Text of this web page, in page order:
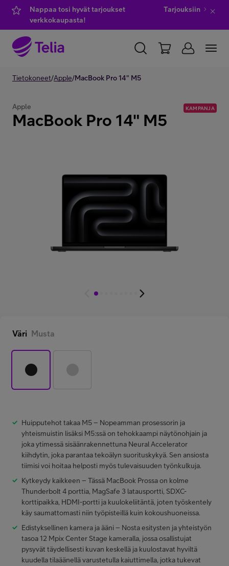
Nappaa tosi hyvät tarjoukset
verkkokaupasta!
Tarjouksiin
YKSITYISILLE YRITYKSILLE WHOLESALE
Tietokoneet/Apple/MacBook Pro 14" M5
KAMPANJA
Apple
MacBook Pro 14" M5
Väri Musta
Huipputehot takaa M5 – Nopeamman prosessorin ja
yhteismuistin lisäksi M5:ssä on tehokkaampi näytönohjain ja
joka ytimessä sisäänrakennettuna Neural Accelerator
kiihdytin, joka parantaa tekoälyn suorituskykyä. Sen ansiosta
tiimisi voi hoitaa helposti myös tulevaisuuden työnkulkuja.
Kytkeydy kaikkeen – Tässä MacBook Prossa on kolme
Thunderbolt 4 porttia, MagSafe 3 latausportti, SDXC-
korttipaikka, HDMI-portti ja kuulokeliitäntä, joten työskentely
käy saumattomasti niin työpisteillä kuin kokoushuoneissa.
Edistyksellinen kamera ja ääni – Nosta esitysten ja yhteistyön
tasoa 12 Mpix Center Stage kameralla, jossa osallistujat
pysyvät täydellisesti kuvan keskellä ja kuulostavat hyviltä
kuudella tilaäänellä varustetulla kaiuttimella, jotka tukevat